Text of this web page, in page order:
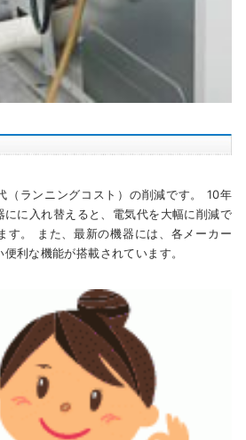
（ランニングコスト）の削減です。 10年
にに入れ替えると、電気代を大幅に削減で
す。 また、最新の機器には、各メーカー
利な機能が搭載されています。